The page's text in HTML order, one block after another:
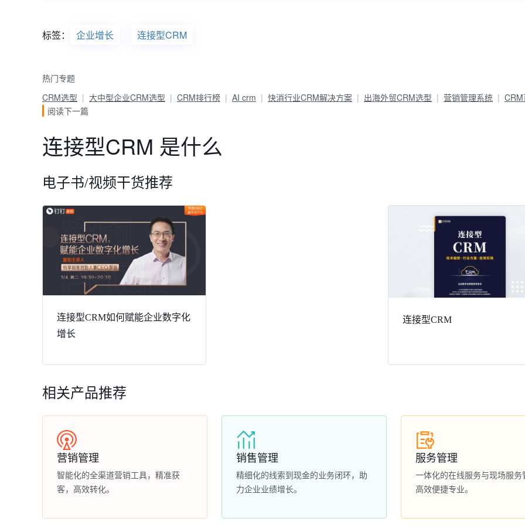
标签： 企业增长 连接型CRM
热门专题
CRM选型
大中型企业CRM选型 CRM排行榜 AI crm 快消行业CRM解决方案 出海外贸CRM选型 营销管理系统
阅读下一篇
连接型CRM 是什么
电子书/视频干货推荐
连接型CRM如何赋能企业数字化
增长
连接型CRM
相关产品推荐
营销管理
智能化的全渠道营销工具，精准获
客，高效转化。
销售管理
精细化的线索到现金的业务闭环，助
力企业业绩增长。
服务管理
一体化的在线服务与现场服务
高效便捷专业。